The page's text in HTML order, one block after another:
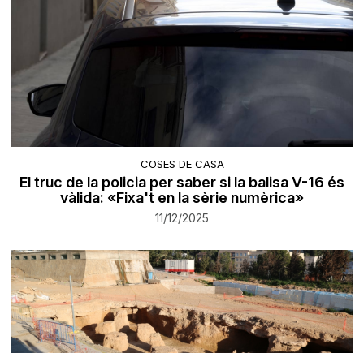
COSES DE CASA
El truc de la policia per saber si la balisa V-16 és
vàlida: «Fixa't en la sèrie numèrica»
11/12/2025